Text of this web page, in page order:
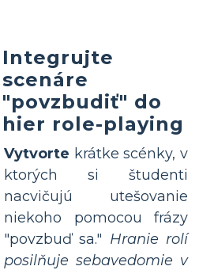
Integrujte
scenáre
"povzbudiť" do
hier role-playing
Vytvorte krátke scénky, v
ktorých si študenti
nacvičujú utešovanie
niekoho pomocou frázy
"povzbuď sa." Hranie rolí
posilňuje sebavedomie v